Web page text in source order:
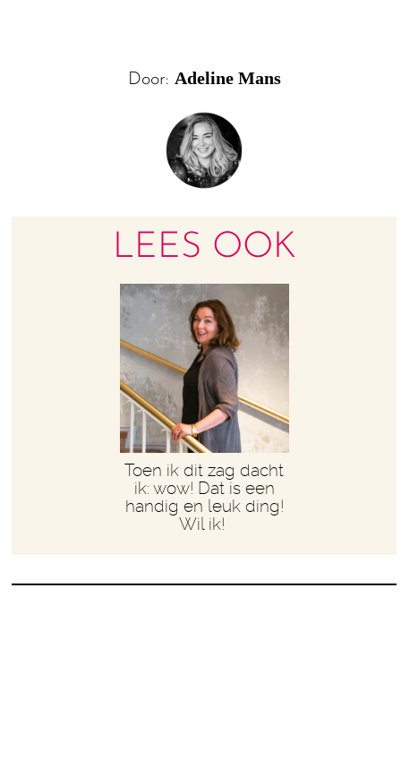
Door: Adeline Mans
LEES OOK
Toen ik dit zag dacht
ik: wow! Dat is een
handig en leuk ding!
Wil ik!